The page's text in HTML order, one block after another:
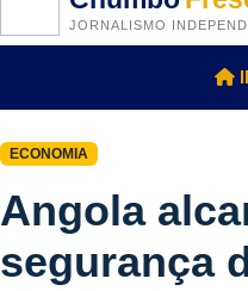
JORNALISMO
ECONOMIA
Angola
segurança